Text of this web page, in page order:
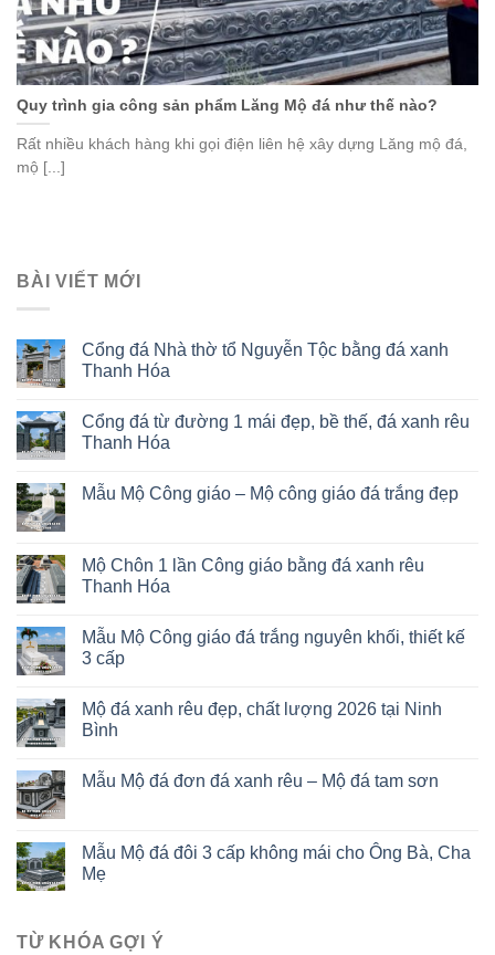
Quy trình gia công sản phẩm Lăng Mộ đá như thế nào?
Rất nhiều khách hàng khi gọi điện liên hệ xây dựng Lăng mộ đá,
mộ [...]
BÀI VIẾT MỚI
Cổng đá Nhà thờ tổ Nguyễn Tộc bằng đá xanh
Thanh Hóa
Cổng đá từ đường 1 mái đẹp, bề thế, đá xanh rêu
Thanh Hóa
Mẫu Mộ Công giáo – Mộ công giáo đá trắng đẹp
Mộ Chôn 1 lần Công giáo bằng đá xanh rêu
Thanh Hóa
Mẫu Mộ Công giáo đá trắng nguyên khối, thiết kế
3 cấp
Mộ đá xanh rêu đẹp, chất lượng 2026 tại Ninh
Bình
Mẫu Mộ đá đơn đá xanh rêu – Mộ đá tam sơn
Mẫu Mộ đá đôi 3 cấp không mái cho Ông Bà, Cha
Mẹ
TỪ KHÓA GỢI Ý